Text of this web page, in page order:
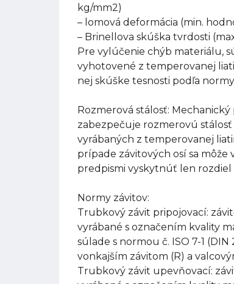
kg/mm2)
– lomová deformácia (min.
– Brinellova skúška tvrdosti
Pre vylúčenie chýb materiálu,
vyhotovené z temperovanej
nej skúške tesnosti podľa normy
Rozmerová stálosť:
zabezpečuje rozmerovú
vyrábaných z temperovanej
prípade závitových osí sa môže
predpismi vyskytnúť len rozdiel
Normy závitov:
Trubkový závit pripojovací:
vyrábané s označením kvality
súlade s normou č. ISO 7-1
vonkajším závitom (R) a
Trubkový závit upevňovací: